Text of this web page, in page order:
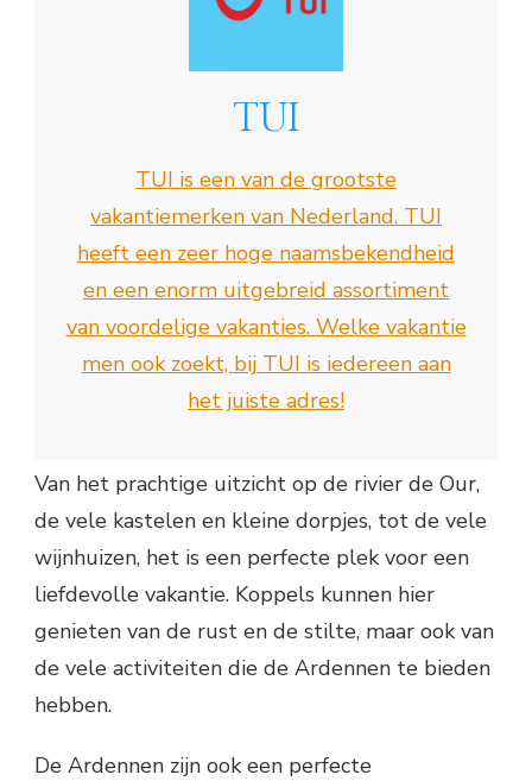
TUI
TUI is een van de grootste
vakantiemerken van Nederland. TUI
heeft een zeer hoge naamsbekendheid
en een enorm uitgebreid assortiment
van voordelige vakanties. Welke vakantie
men ook zoekt, bij TUI is iedereen aan
het juiste adres!
Van het prachtige uitzicht op de rivier de Our,
de vele kastelen en kleine dorpjes, tot de vele
wijnhuizen, het is een perfecte plek voor een
liefdevolle vakantie. Koppels kunnen hier
genieten van de rust en de stilte, maar ook van
de vele activiteiten die de Ardennen te bieden
hebben.
De Ardennen zijn ook een perfecte